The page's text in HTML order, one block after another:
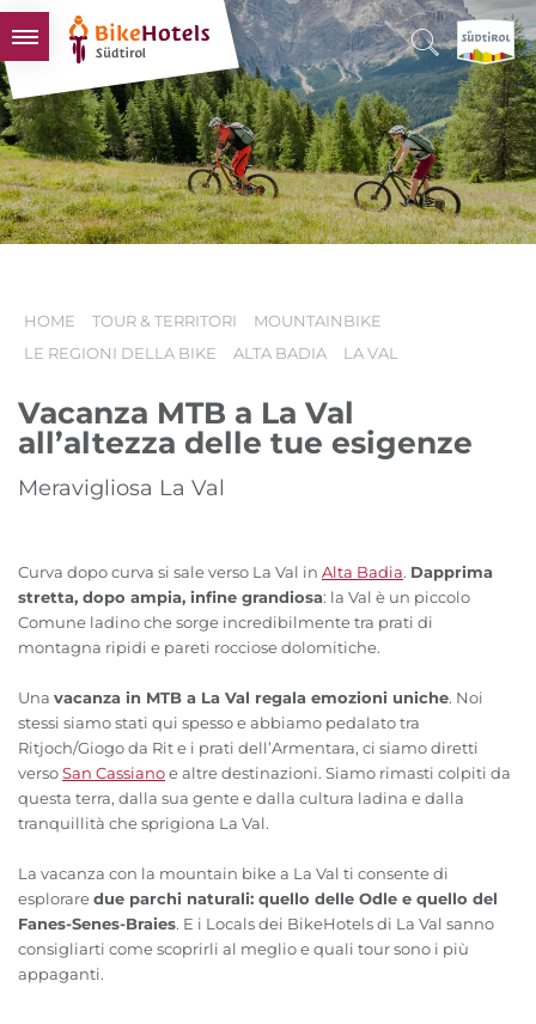
BIKEHOTELS
HOTELS & PACCHETTI
TOUR & TERRITORI
L'ALTO ADIGE & NOI
HOME TOUR & TERRITORI
MOUNTAINBIKE
LE REGIONI DELLA BIKE
ALTA BADIA LA VAL
Vacanza MTB a La Val
all’altezza delle tue esigenze
Meravigliosa La Val
Curva dopo curva si sale verso La Val in Alta Badia. Dapprima
stretta, dopo ampia, infine grandiosa: la Val è un piccolo
Comune ladino che sorge incredibilmente tra prati di
montagna ripidi e pareti rocciose dolomitiche.
Una vacanza in MTB a La Val regala emozioni uniche. Noi
stessi siamo stati qui spesso e abbiamo pedalato tra
Ritjoch/Giogo da Rit e i prati dell’Armentara, ci siamo diretti
versoSan Cassianoe altre destinazioni. Siamo rimasti colpiti da
questa terra, dalla sua gente e dalla cultura ladina e dalla
tranquillità che sprigiona La Val.
La vacanza con la mountain bike a La Val ti consente di
esploraredue parchi naturali: quello delle Odle e quello del
Fanes-Senes-Braies. E i Locals dei BikeHotels di La Val sanno
consigliarti come scoprirli al meglio e quali tour sono i più
appaganti.